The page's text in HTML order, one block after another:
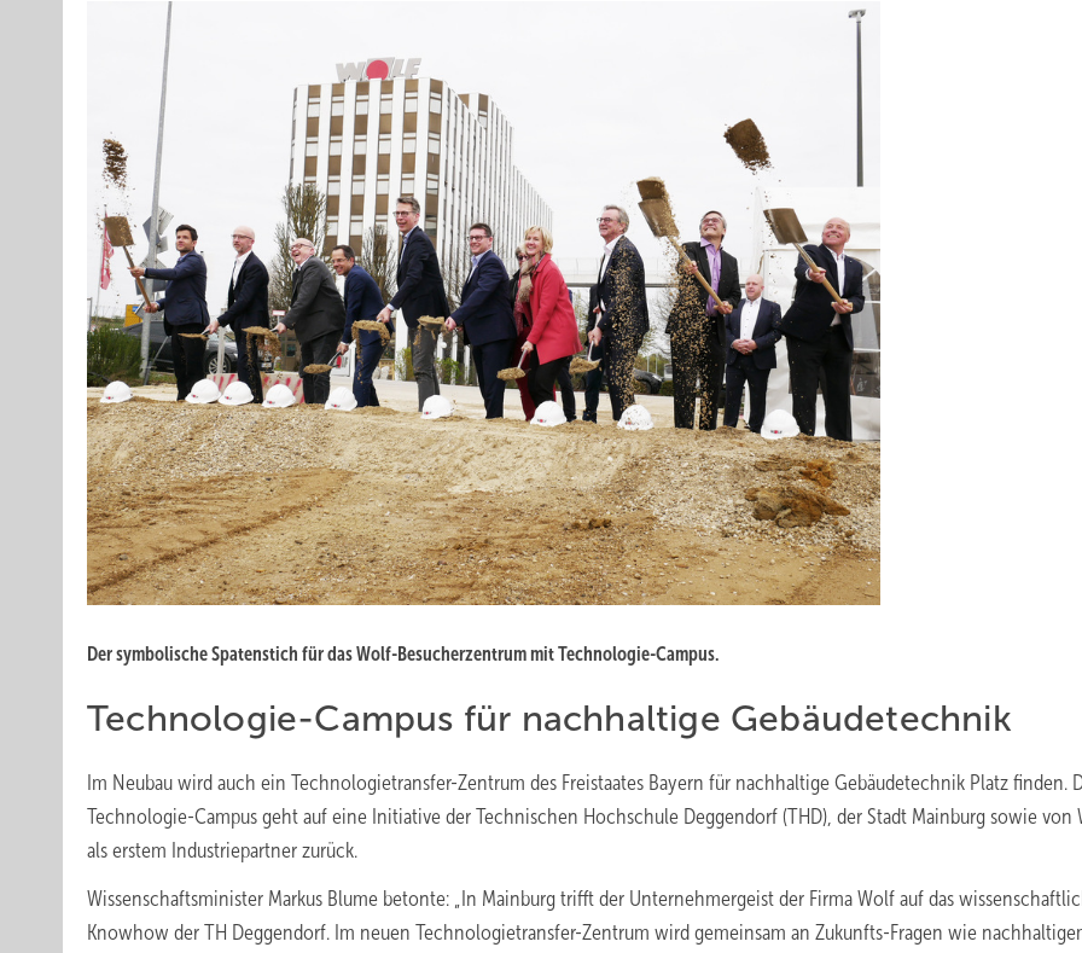
Der symbolische Spatenstich für das Wolf-Besucherzentrum mit Technologie-Campus.
Technologie-Campus für nachhaltige Gebäudetechnik
Im Neubau wird auch ein Technologietransfer-Zentrum des Freistaates Bayern für nachhaltige Gebäudetechnik Platz finden.
Technologie-Campus geht auf eine Initiative der Technischen Hochschule Deggendorf (THD), der Stadt Mainburg sowie von
als erstem Industriepartner zurück.
Wissenschaftsminister Markus Blume betonte: „In Mainburg trifft der Unternehmergeist der Firma Wolf auf das
Knowhow der TH Deggendorf. Im neuen Technologietransfer-Zentrum wird gemeinsam an Zukunfts-Fragen wie